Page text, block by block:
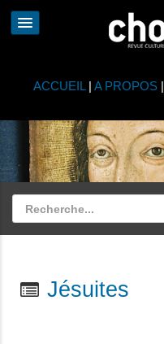
ACCUEIL | A PROPOS|
Jésuites